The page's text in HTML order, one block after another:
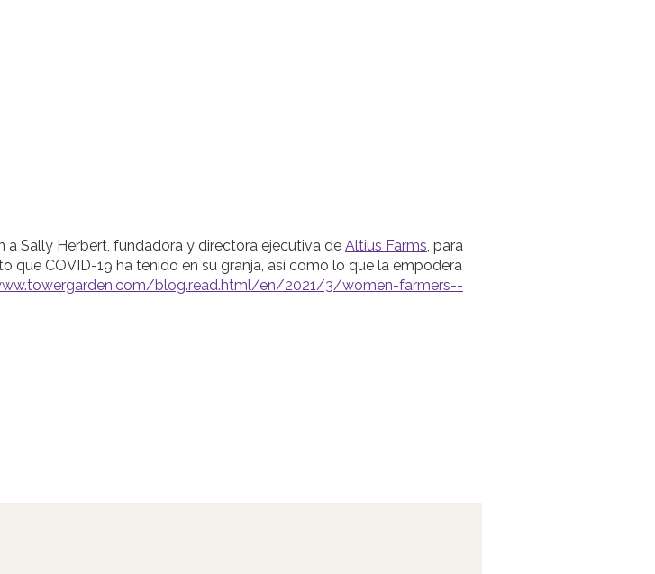
a Sally Herbert, fundadora y directora ejecutiva de Altius Farms , para
que COVID-19 ha tenido en su granja, así como lo que la empodera
blog.read.html/en/2021/3/women-farmers--